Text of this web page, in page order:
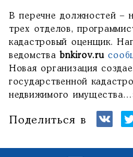
В перечне должностей –
трех отделов,
кадастровый оценщик.
ведомстваbnkirov.ru
Новая организация
государственной
недвижимого
Поделиться в